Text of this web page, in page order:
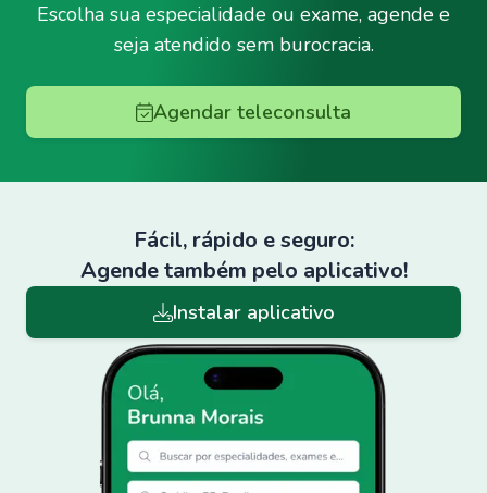
Escolha sua especialidade ou exame, agende e
seja atendido sem burocracia.
Agendar teleconsulta
Fácil, rápido e seguro:
Agende também pelo aplicativo!
Instalar aplicativo